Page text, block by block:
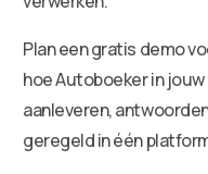
Plan een gratis demo
hoe Autoboeker in
aanleveren,
geregeld in één